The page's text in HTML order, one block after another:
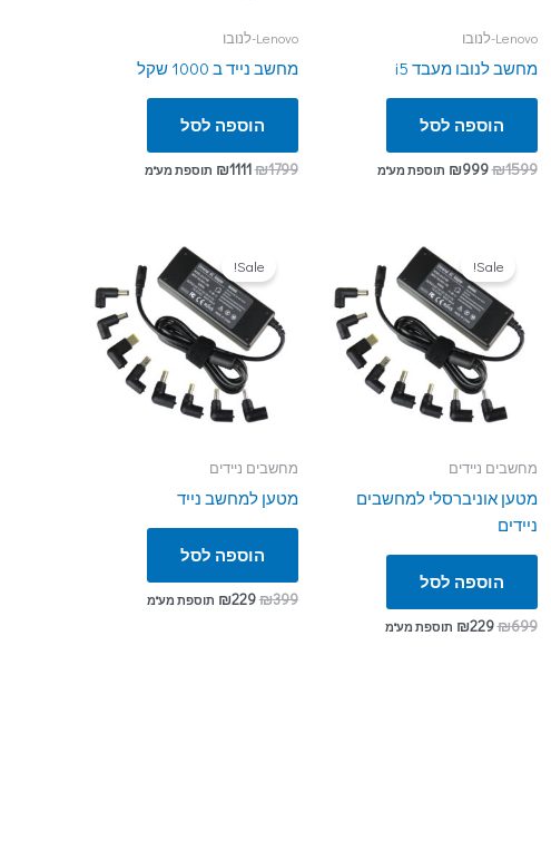
Lenovo-לנובו
מחשב לנובו מעבד i5
הוספה לסל
₪1599
₪999 תוספת מע"מ
Lenovo-לנובו
מחשב נייד ב 1000 שקל
הוספה לסל
₪1799
₪1111 תוספת מע"מ
Sale!
מחשבים ניידים
מטען אוניברסלי למחשבים
ניידים
הוספה לסל
₪699
₪229 תוספת מע"מ
Sale!
מחשבים ניידים
מטען למחשב נייד
הוספה לסל
₪399
₪229 תוספת מע"מ